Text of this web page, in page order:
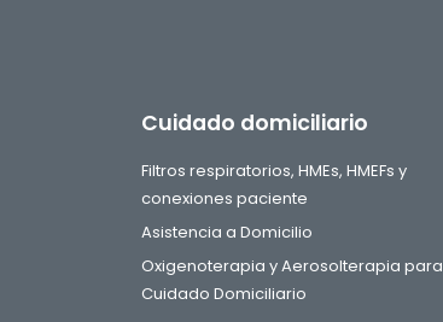
Cuidado domiciliario
Filtros respiratorios, HMEs, HMEFs y
conexiones paciente
Asistencia a Domicilio
Oxigenoterapia y Aerosolterapia para
Cuidado Domiciliario